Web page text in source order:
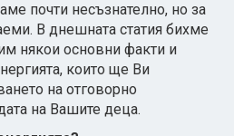
почти несъзнателно, но за
В днешната статия бихме
някои основни факти и
които ще Ви
на отговорно
на Вашите деца.